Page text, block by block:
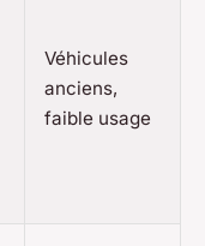
Véhicules
anciens,
faible usage